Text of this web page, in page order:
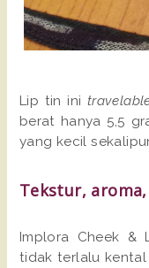
Lip tin ini
berat hanya 5,5
yang kecil
Tekstur,
Implora Cheek &
tidak terlalu kental